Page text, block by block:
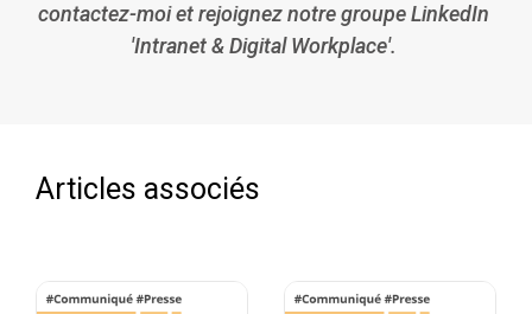
contactez-moi et rejoignez notre groupe LinkedIn
'Intranet & Digital Workplace'.
Articles associés